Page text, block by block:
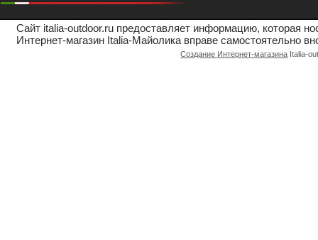
Сайт italia-outdoor.ru предоставляет информацию, которая
Интернет-магазин Italia-Майолика вправе самостоятельно
Создание Интернет-магазина Italia-